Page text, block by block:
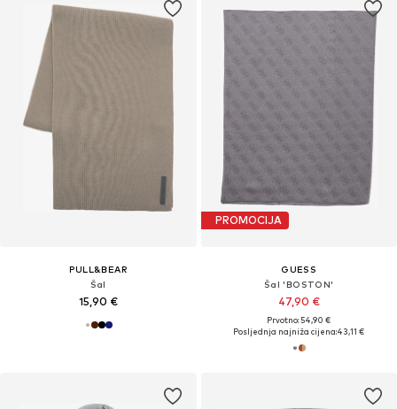
PULL&BEAR
Šal
15,90 €
PROMOCIJA
GUESS
Šal 'BOSTON'
47,90 €
Prvotno: 54,90 €
Posljednja najniža cijena:43,11 €